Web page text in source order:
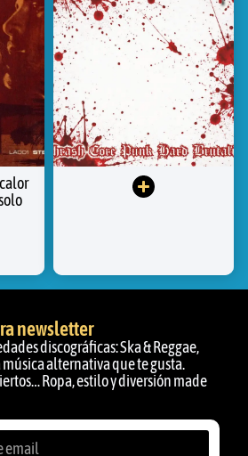
newsletter
discográficas: Ska & Reggae,
música alternativa que te gusta.
Ropa, estilo y diversión made